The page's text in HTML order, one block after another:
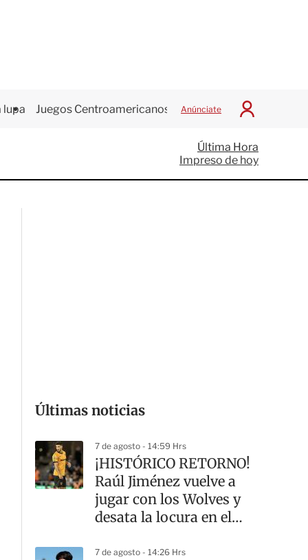
lupa Juegos Centroamericanos Anúnciate
I
c
i
a
Última Hora
Impreso de hoy
Últimas noticias
7 de agosto - 14:59 Hrs
¡HISTÓRICO RETORNO!
Raúl Jiménez vuelve a
jugar con los Wolves y
desata la locura en el
7 de agosto - 14:26 Hrs